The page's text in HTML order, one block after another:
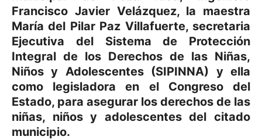
Francisco Javier Velázquez, la maestra
María del Pilar Paz Villafuerte, secretaria
Ejecutiva del Sistema de Protección
Integral de los Derechos de las Niñas,
Niños y Adolescentes (SIPINNA) y ella
como legisladora en el Congreso del
Estado, para asegurar los derechos de las
niñas, niños y adolescentes del citado
municipio.